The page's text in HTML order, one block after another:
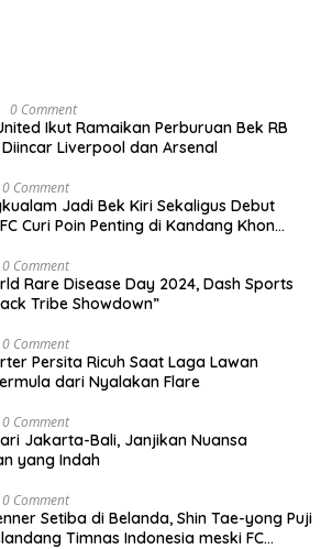
0 Comment
Ikut Ramaikan Perburuan Bek RB
Liverpool dan Arsenal
0 Comment
Jadi Bek Kiri Sekaligus Debut
Curi Poin Penting di Kandang Khon
0 Comment
Rare Disease Day 2024, Dash Sports
Tribe Showdown”
0 Comment
Persita Ricuh Saat Laga Lawan
dari Nyalakan Flare
0 Comment
Jakarta-Bali, Janjikan Nuansa
yang Indah
0 Comment
Setiba di Belanda, Shin Tae-yong Puji
Timnas Indonesia meski FC